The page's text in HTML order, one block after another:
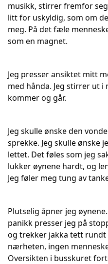
musikk, stirrer fremfor
litt for uskyldig, som om
meg. På det fæle
som en magnet.
Jeg presser ansiktet mitt
med hånda. Jeg stirrer ut
kommer og går.
Jeg skulle ønske den
sprekke. Jeg skulle ønske
lettet. Det føles som jeg
lukker øynene hardt, og
Jeg føler meg tung av
Plutselig åpner jeg
panikk presser jeg på
og trekker jakka tett rundt
nærheten, ingen
Oversikten i busskuret